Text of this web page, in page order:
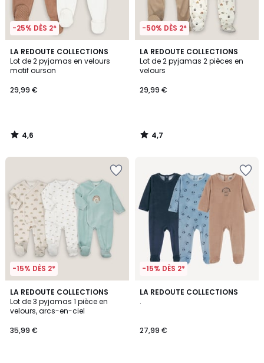
-25% DÈS 2*
LA REDOUTE COLLECTIONS
Lot de 2 pyjamas en velours
motif ourson
29,99 €
4,6
/ 5
4,6
/
-50% DÈS 2*
LA REDOUTE COLLECTIONS
Lot de 2 pyjamas 2 pièces en
velours
29,99 €
4,7
/ 5
4,7
/
-15% DÈS 2*
LA REDOUTE COLLECTIONS
Lot de 3 pyjamas 1 pièce en
velours, arcs-en-ciel
35,99 €
3,8
/ 5
-15% DÈS 2*
LA REDOUTE COLLECTIONS
.
27,99 €